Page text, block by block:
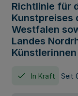
Richtlinie für
Kunstpreises
Westfalen
Landes
In Kraft Seit